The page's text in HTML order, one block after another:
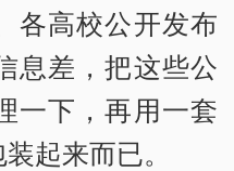
各高校公开发布
息差，把这些公
一下，再用一套
起来而已。